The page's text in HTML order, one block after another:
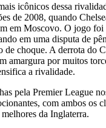
icônicos dessa
de 2008, quando
em Moscovo. O jogo foi
em uma disputa de
de choque. A derrota do
amargura por muitos
a rivalidade.
pela Premier League
com ambos os
da Inglaterra.